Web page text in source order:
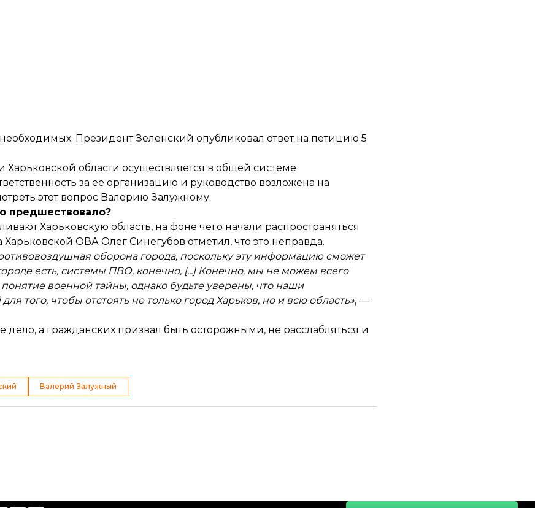
Президент Зеленский опубликовал ответ на петицию 5
области осуществляется в общей системе
за ее организацию и руководство возложена на
этот вопрос Валерию Залужному.
предшествовало?
Харьковскую область, на фоне чего начали распространяться
Харьковской ОВА Олег Синегубов отметил, что это неправда.
оборона города, поскольку эту информацию сможет
есть, системы ПВО, конечно, [...] Конечно, мы не можем всего
военной тайны, однако будьте уверены, что наши
того, чтобы отстоять не только город Харьков, но и всю область», —
а гражданских призвал быть осторожными, не расслабляться и
Валерий Залужный